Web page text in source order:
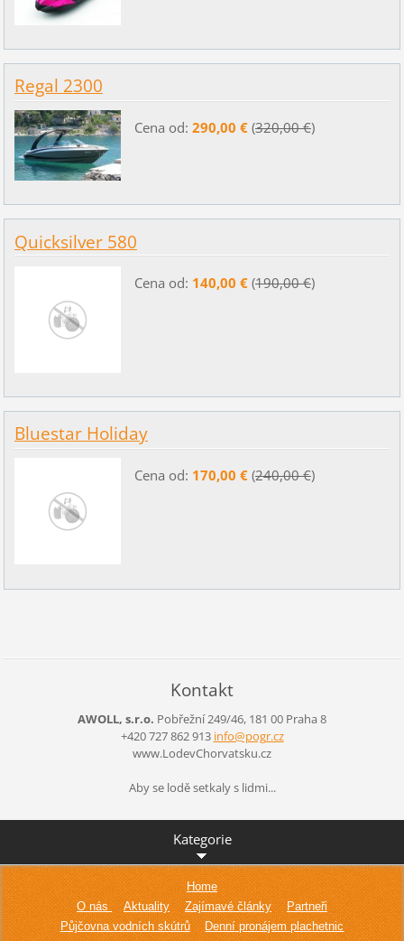
Regal 2300
Cena od: 290,00 €(320,00 €)
Quicksilver 580
Cena od: 140,00 €(190,00 €)
Bluestar Holiday
Cena od: 170,00 €(240,00 €)
Kontakt
AWOLL, s.r.o. Pobřežní 249/46, 181 00 Praha 8
+420 727 862 913 info@pogr.cz
www.LodevChorvatsku.cz
Aby se lodě setkaly s lidmi...
Kategorie
Home
O nás
Aktuality Zajímavé články
Partneři
Půjčovna vodních skútrů
Denní pronájem plachetnic